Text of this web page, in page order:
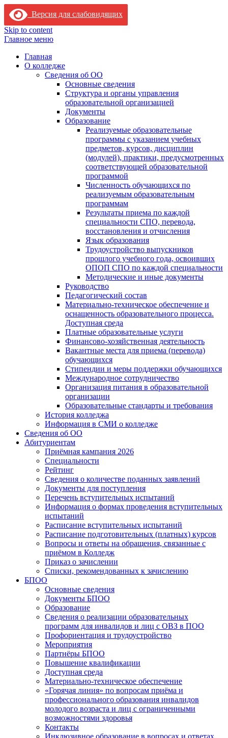
Версия для слабовидящих
Skip to content
Главное меню
Главная
О колледже
Сведения об ОО
Основные сведения
Структура и органы управления
образовательной организацией
Документы
Образование
Реализуемые образовательные
программы с указанием учебных
предметов, курсов, дисциплин
(модулей), практики, предусмотренных
соответствующей образовательной
программой
Численность обучающихся по
реализуемым образовательным
программам
Результаты приема по каждой
специальности СПО, перевода,
восстановления и отчисления
Язык образования
Трудоустройство выпускников
прошлого учебного года, освоивших
ОПОП СПО по каждой специальности
Методические и иные документы
Руководство
Педагогический состав
Материально-техническое обеспечение и
оснащенность образовательного процесса.
Доступная среда
Платные образовательные услуги
Финансово-хозяйственная деятельность
Вакантные места для приема (перевода)
обучающихся
Стипендии и меры поддержки обучающихся
Международное сотрудничество
Организация питания в образовательной
организации
Образовательные стандарты и требования
История колледжа
Информация в СМИ о колледже
Сведения об ОО
Абитуриентам
Приёмная кампания 2026
Специальности
Рейтинг
Сведения о количестве поданных заявлений
Документы для поступления
Перечень вступительных испытаний
Информация о формах проведения вступительных
испытаний
Расписание вступительных испытаний
Расписание подготовительных (платных) курсов
Вопросы и ответы на обращения, связанные с
приёмом в Колледж
Приказ о зачислении
Списки, рекомендованных к зачислению
БПОО
Основные сведения
Документы БПОО
Образование
Сведения о реализации образовательных
программ для инвалидов и лиц с ОВЗ в ПОО
Профориентация и трудоустройство
Мероприятия
Партнёры БПОО
Повышение квалификации
Доступная среда
Материально-техническое обеспечение
«Горячая линия» по вопросам приёма и
профессионального образования инвалидов
молодого возраста и лиц с ограниченными
возможностями здоровья
Контакты
Инклюзивное образование в вопросах и ответах